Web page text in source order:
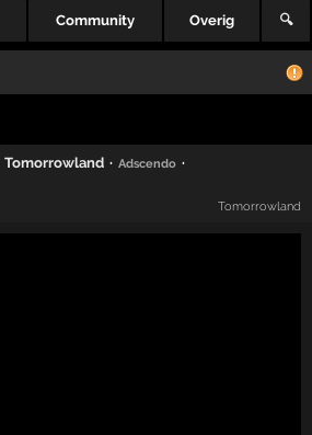
Community Overig 🔍
Tomorrowland · Adscendo ·
Tomorrowland